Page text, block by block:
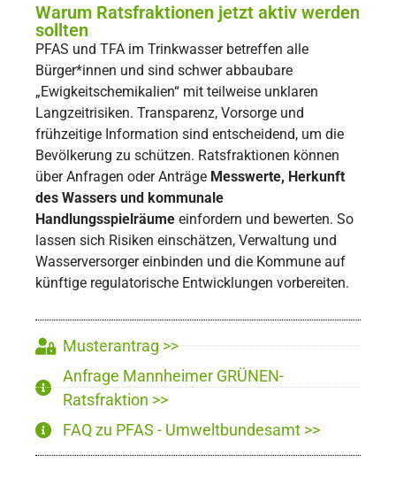
Warum Ratsfraktionen jetzt aktiv werden
sollten
PFAS und TFA im Trinkwasser betreffen alle
Bürger*innen und sind schwer abbaubare
„Ewigkeitschemikalien“ mit teilweise unklaren
Langzeitrisiken. Transparenz, Vorsorge und
frühzeitige Information sind entscheidend, um die
Bevölkerung zu schützen. Ratsfraktionen können
über Anfragen oder Anträge Messwerte, Herkunft
des Wassers und kommunale
Handlungsspielräume einfordern und bewerten. So
lassen sich Risiken einschätzen, Verwaltung und
Wasserversorger einbinden und die Kommune auf
künftige regulatorische Entwicklungen vorbereiten.
Musterantrag >>
Anfrage Mannheimer GRÜNEN-
Ratsfraktion >>
FAQ zu PFAS - Umweltbundesamt >>